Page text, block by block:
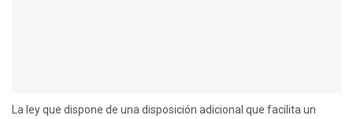
La ley que dispone de una disposición adicional que facilita un